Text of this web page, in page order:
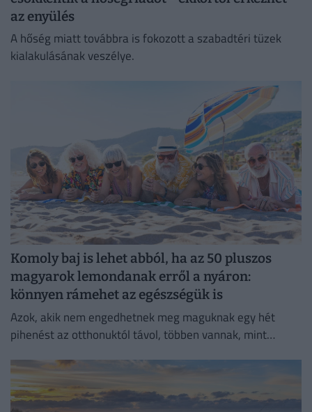
az enyülés
A hőség miatt továbbra is fokozott a szabadtéri tüzek
kialakulásának veszélye.
Komoly baj is lehet abból, ha az 50 pluszos
magyarok lemondanak erről a nyáron:
könnyen rámehet az egészségük is
Azok, akik nem engedhetnek meg maguknak egy hét
pihenést az otthonuktól távol, többen vannak, mint